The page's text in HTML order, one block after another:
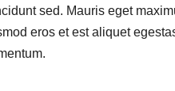
sed. Mauris eget
eros et est aliquet